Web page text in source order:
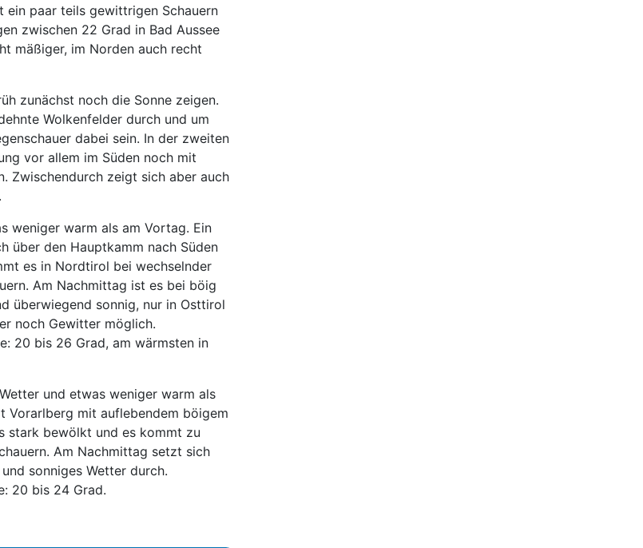
ein paar teils gewittrigen Schauern
zwischen 22 Grad in Bad Aussee
mäßiger, im Norden auch recht
zunächst noch die Sonne zeigen.
Wolkenfelder durch und um
dabei sein. In der zweiten
vor allem im Süden noch mit
Zwischendurch zeigt sich aber auch
weniger warm als am Vortag. Ein
über den Hauptkamm nach Süden
es in Nordtirol bei wechselnder
Am Nachmittag ist es bei böig
überwiegend sonnig, nur in Osttirol
noch Gewitter möglich.
20 bis 26 Grad, am wärmsten in
und etwas weniger warm als
Vorarlberg mit auflebendem böigem
stark bewölkt und es kommt zu
Am Nachmittag setzt sich
sonniges Wetter durch.
20 bis 24 Grad.